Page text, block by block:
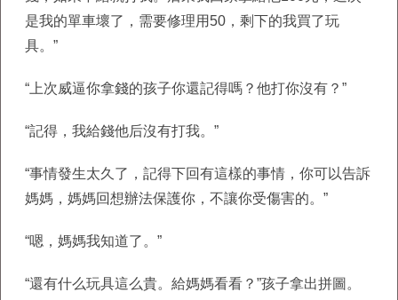
是我的單車壞了，需要修理用50，剩下的我買了玩
具。”
“上次威逼你拿錢的孩子你還記得嗎？他打你沒有？”
“記得，我給錢他后沒有打我。”
“事情發生太久了，記得下回有這樣的事情，你可以告訴
媽媽，媽媽回想辦法保護你，不讓你受傷害的。”
“嗯，媽媽我知道了。”
“還有什么玩具這么貴。給媽媽看看？”孩子拿出拼圖。